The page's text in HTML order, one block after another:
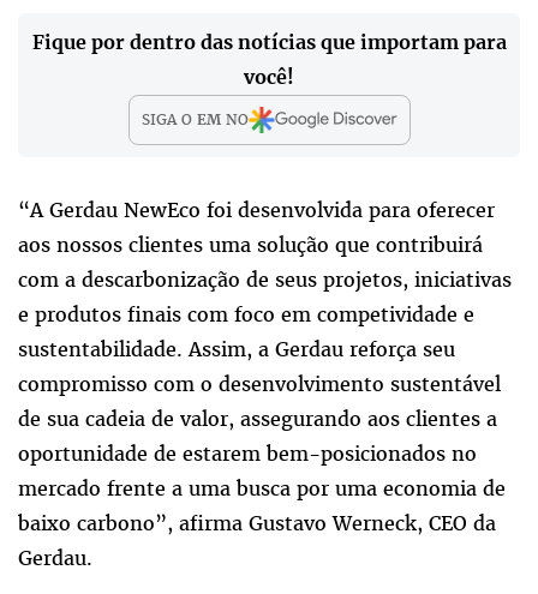
Fique por dentro das notícias que importam para
você!
SIGA O EMNO
“A Gerdau NewEco foi desenvolvida para oferecer
aos nossos clientes uma solução que contribuirá
com a descarbonização de seus projetos, iniciativas
e produtos finais com foco em competividade e
sustentabilidade. Assim, a Gerdau reforça seu
compromisso com o desenvolvimento sustentável
de sua cadeia de valor, assegurando aos clientes a
oportunidade de estarem bem-posicionados no
mercado frente a uma busca por uma economia de
baixo carbono”, afirma Gustavo Werneck, CEO da
Gerdau.